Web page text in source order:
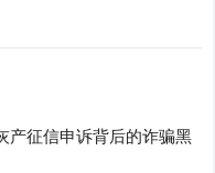
产征信申诉背后的诈骗黑